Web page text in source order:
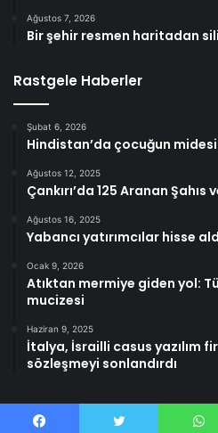
Ağustos 7, 2026
Bir şehir resmen haritadan
Rastgele Haberler
Şubat 6, 2026
Hindistan’da çocuğun
Ağustos 12, 2025
Çankırı’da 125 Aranan
Ağustos 16, 2025
Yabancı yatırımcılar hisse
Ocak 9, 2026
Atıktan mermiye giden yol:
mucizesi
Haziran 9, 2025
İtalya, İsrailli casus yazılım
sözleşmeyi sonlandırdı